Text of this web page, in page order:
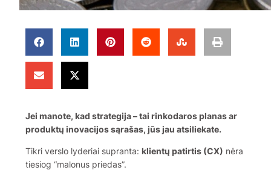
Jei manote, kad strategija – tai rinkodaros planas ar
produktų inovacijos sąrašas, jūs jau atsiliekate.
Tikri verslo lyderiai supranta: klientų patirtis (CX) nėra
tiesiog “malonus priedas”.